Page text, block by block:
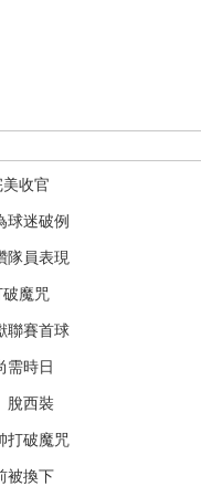
收官
球迷破例
隊員表現
破魔咒
聯賽首球
需時日
脫西裝
打破魔咒
被換下